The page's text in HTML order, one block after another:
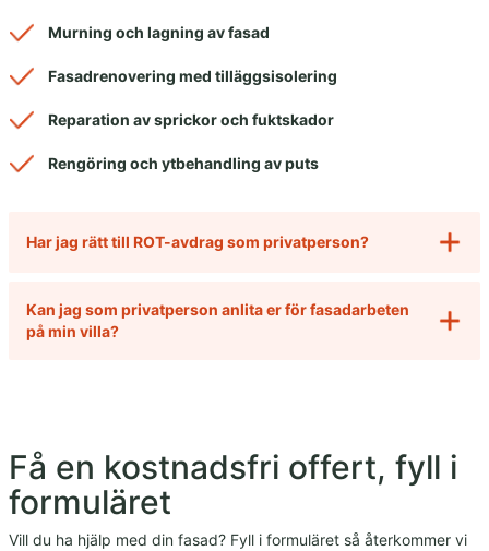
Murning och lagning av fasad
Fasadrenovering med tilläggsisolering
Reparation av sprickor och fuktskador
Rengöring och ytbehandling av puts
Har jag rätt till ROT-avdrag som privatperson?
Kan jag som privatperson anlita er för fasadarbeten
på min villa?
Få en kostnadsfri offert, fyll i
formuläret
Vill du ha hjälp med din fasad? Fyll i formuläret så återkommer vi